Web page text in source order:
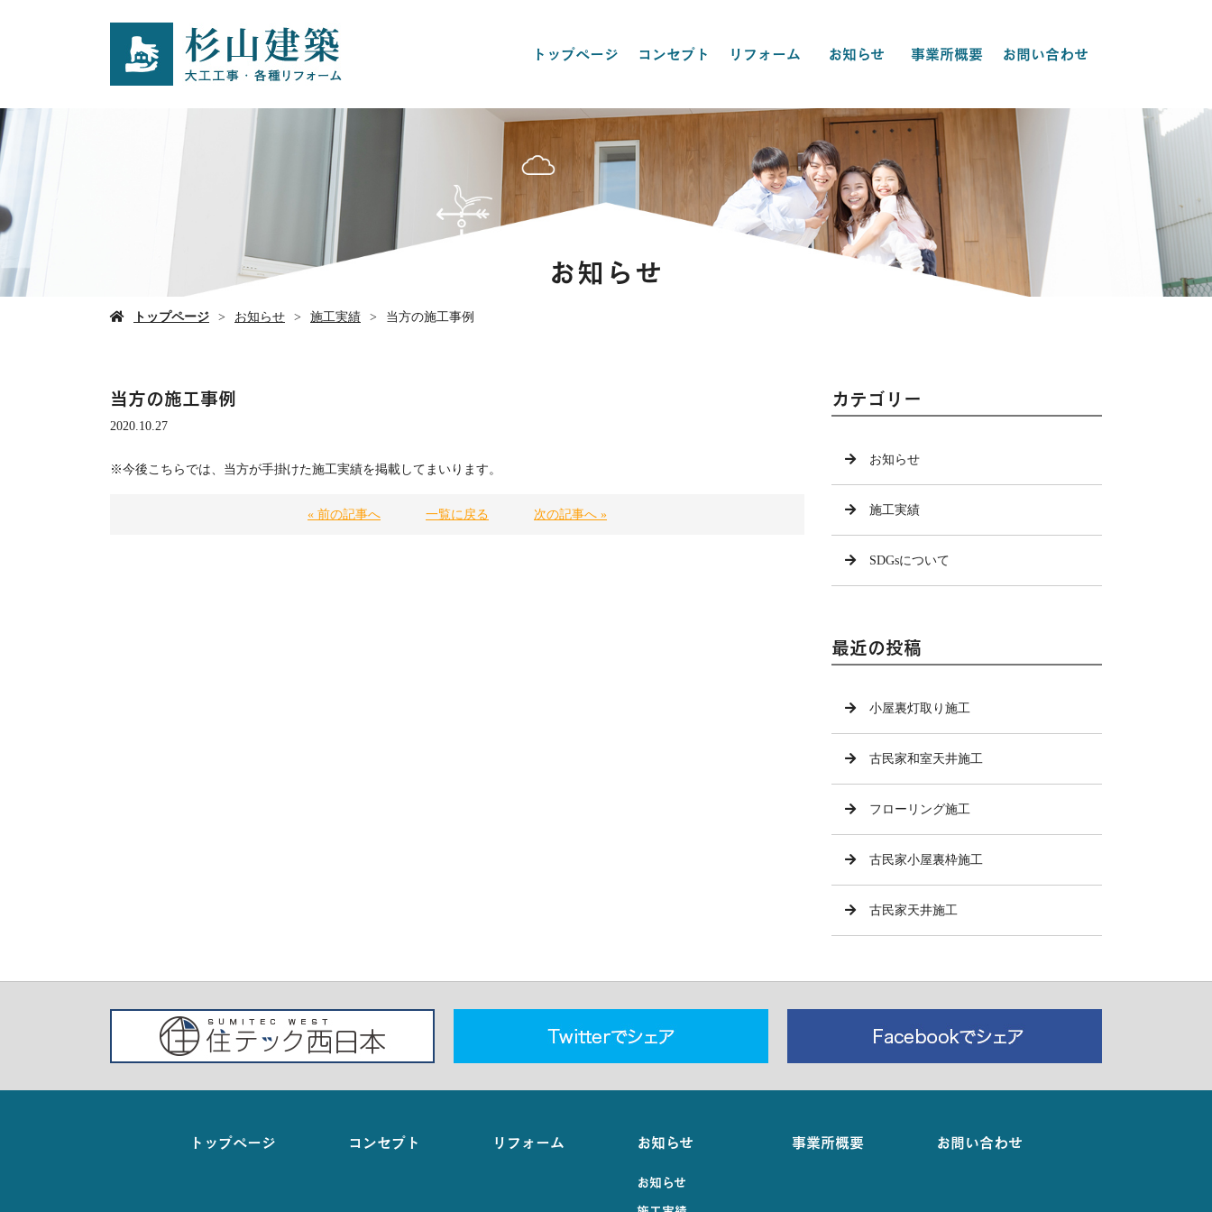
トップページ コンセプト リフォーム お知らせ 事業所概要 お問い合わせ
お知らせ
トップページ お知らせ 施工実績 当方の施工事例
当方の施工事例
2020.10.27
※今後こちらでは、当方が手掛けた施工実績を掲載してまいります。
« 前の記事へ 一覧に戻る 次の記事へ »
カテゴリー
お知らせ
施工実績
SDGsについて
最近の投稿
小屋裏灯取り施工
古民家和室天井施工
フローリング施工
古民家小屋裏枠施工
古民家天井施工
トップページ コンセプト リフォーム お知らせ
お知らせ
事業所概要 お問い合わせ